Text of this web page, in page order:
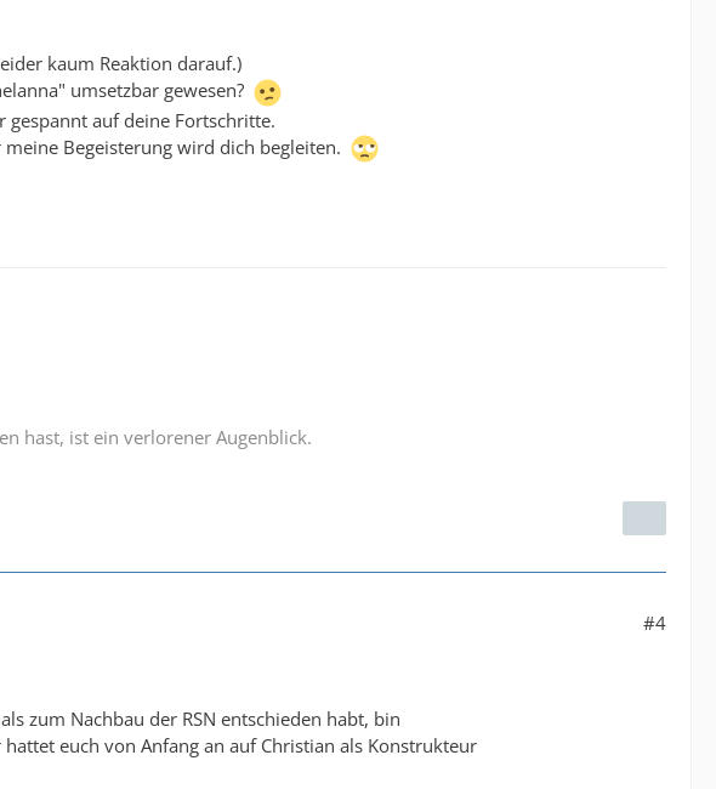
kaum Reaktion darauf.)
umsetzbar gewesen?
auf deine Fortschritte.
Begeisterung wird dich begleiten.
hast, ist ein verlorener Augenblick.
#4
zum Nachbau der RSN entschieden habt, bin
euch von Anfang an auf Christian als Konstrukteur